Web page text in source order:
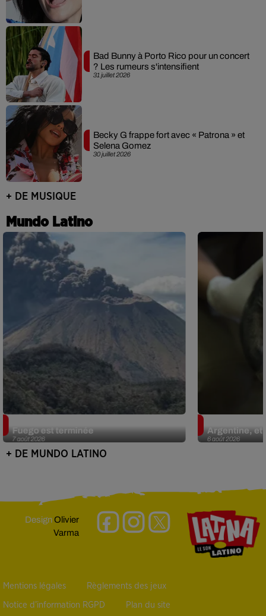
31 juillet 2026
Bad Bunny à Porto Rico pour un concert
? Les rumeurs s'intensifient
30 juillet 2026
Becky G frappe fort avec « Patrona » et
Selena Gomez
+ DE MUSIQUE
Mundo Latino
7 août 2026
Fuego est terminée
6 août 2026
Argentine, et
+ DE MUNDO LATINO
DesignOlivier
Varma
Mentions légales Règlements des jeux
Notice d’information RGPD Plan du site